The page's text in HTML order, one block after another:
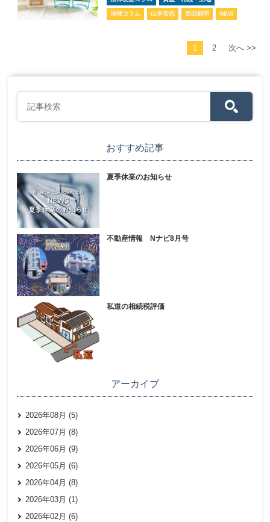
法律コラム 山本安志 西田顧問 NEW
1 2 次へ >>
おすすめ記事
夏季休業のお知らせ
不動産情報 Nナビ8月号
私道の相続税評価
アーカイブ
2026年08月 (5)
2026年07月 (8)
2026年06月 (9)
2026年05月 (6)
2026年04月 (8)
2026年03月 (1)
2026年02月 (6)